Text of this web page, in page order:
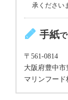
承ください
手紙
〒561-0814
大阪府豊中市
マリンフー